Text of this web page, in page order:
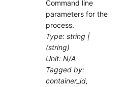
Command line
parameters for the
process.
Type: string |
(string)
Unit: N/A
Tagged by:
container_id,